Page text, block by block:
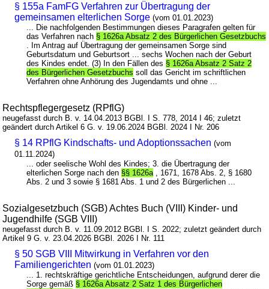
§ 155a FamFG Verfahren zur Übertragung der
gemeinsamen elterlichen Sorge (vom 01.01.2023)
... Die nachfolgenden Bestimmungen dieses Paragrafen gelten für
das Verfahren nach § 1626a Absatz 2 des Bürgerlichen Gesetzbuchs
. Im Antrag auf Übertragung der gemeinsamen Sorge sind
Geburtsdatum und Geburtsort ... sechs Wochen nach der Geburt
des Kindes endet. (3) In den Fällen des § 1626a Absatz 2 Satz 2
des Bürgerlichen Gesetzbuchs soll das Gericht im schriftlichen
Verfahren ohne Anhörung des Jugendamts und ohne ...
Rechtspflegergesetz (RPflG)
neugefasst durch B. v. 14.04.2013 BGBl. I S. 778, 2014 I 46; zuletzt
geändert durch Artikel 6 G. v. 19.06.2024 BGBl. 2024 I Nr. 206
§ 14 RPflG Kindschafts- und Adoptionssachen (vom
01.11.2024)
... oder seelische Wohl des Kindes; 3. die Übertragung der
elterlichen Sorge nach den §§ 1626a , 1671, 1678 Abs. 2, § 1680
Abs. 2 und 3 sowie § 1681 Abs. 1 und 2 des Bürgerlichen ...
Sozialgesetzbuch (SGB) Achtes Buch (VIII) Kinder- und
Jugendhilfe (SGB VIII)
neugefasst durch B. v. 11.09.2012 BGBl. I S. 2022; zuletzt geändert durch
Artikel 9 G. v. 23.04.2026 BGBl. 2026 I Nr. 111
§ 50 SGB VIII Mitwirkung in Verfahren vor den
Familiengerichten (vom 01.01.2023)
... 1. rechtskräftige gerichtliche Entscheidungen, aufgrund derer die
Sorge gemäß § 1626a Absatz 2 Satz 1 des Bürgerlichen